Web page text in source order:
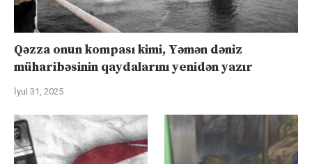
Qəzza onun kompası kimi, Yəmən dəniz
müharibəsinin qaydalarını yenidən yazır
İyul 31, 2025